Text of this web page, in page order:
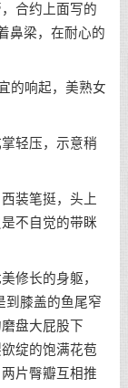
合约上面写的
鼻梁，在耐心的
响起，美熟女
轻压，示意稍
装笔挺，头上
不自觉的带眯
修长的身躯，
到膝盖的鱼尾窄
盘大屁股下
绽的饱满花苞
片臀瓣互相推